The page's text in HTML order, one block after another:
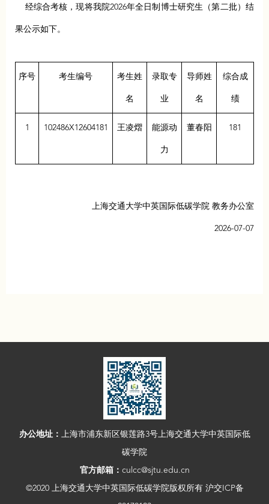
经综合考核，现将我院2026年全日制博士研究生（第二批）结
果公示如下。
序号 考生编号 考生姓
名
录取专
业
导师姓
名
综合成
绩
1 102486X12604181 王凌熠 能源动
力
董春阳 181
上海交通大学中英国际低碳学院 教务办公室
2026-07-07
办公地址： 上海市浦东新区银莲路3号上海交通大学中英国际低
碳学院
官方邮箱： culcc@sjtu.edu.cn
©2020 上海交通大学中英国际低碳学院版权所有 沪交ICP备